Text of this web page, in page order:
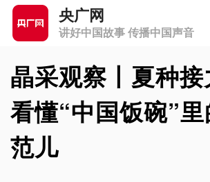
央广网
讲好中国故事 传播中国声音
晶采观察丨夏种
看懂“中国饭碗”
范儿